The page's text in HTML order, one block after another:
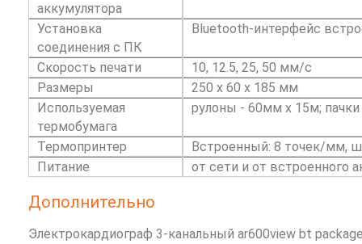
аккумулятора
Установка
соединения с ПК
Вluetooth-интерфейс
Скорость печати
10, 12.5, 25, 50 мм/с
Размеры
250 х 60 х 185 мм
Используемая
термобумага
рулоны - 60мм х 15м;
Термопринтер
Встроенный: 8 точек/мм,
Питание
от сети и от встроенного
Дополнительно
Электрокардиограф 3-канальный ar600view bt